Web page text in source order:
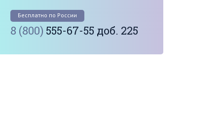
Бесплатно по России
8 (800) 555-67-55 доб. 225